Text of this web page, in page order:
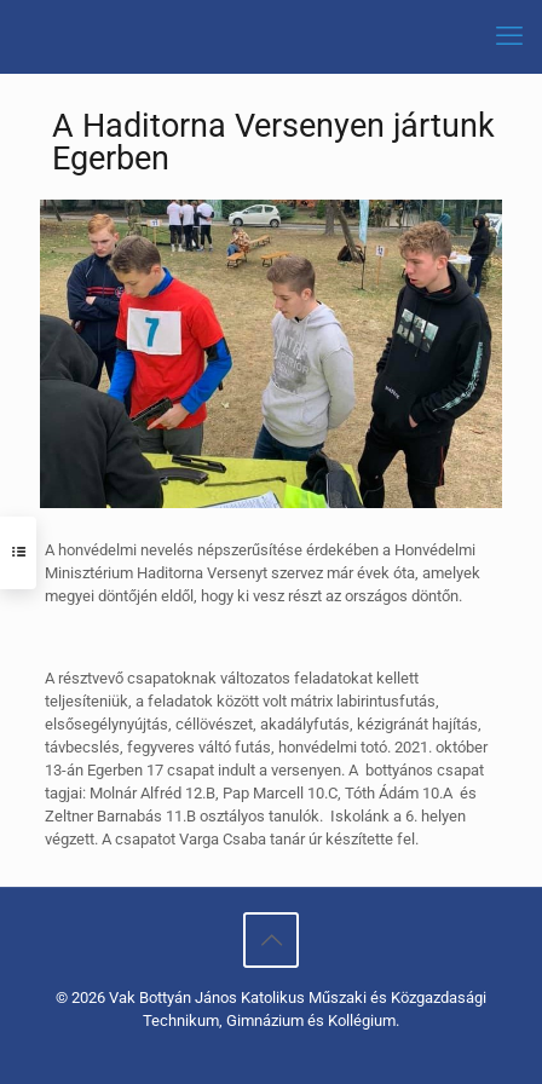
A Haditorna Versenyen jártunk
Egerben
A honvédelmi nevelés népszerűsítése érdekében a Honvédelmi
Minisztérium Haditorna Versenyt szervez már évek óta, amelyek
megyei döntőjén eldől, hogy ki vesz részt az országos döntőn.
A résztvevő csapatoknak változatos feladatokat kellett
teljesíteniük, a feladatok között volt mátrix labirintusfutás,
elsősegélynyújtás, céllövészet, akadályfutás, kézigránát hajítás,
távbecslés, fegyveres váltó futás, honvédelmi totó. 2021. október
13-án Egerben 17 csapat indult a versenyen. A bottyános csapat
tagjai: Molnár Alfréd 12.B, Pap Marcell 10.C, Tóth Ádám 10.A és
Zeltner Barnabás 11.B osztályos tanulók. Iskolánk a 6. helyen
végzett. A csapatot Varga Csaba tanár úr készítette fel.
© 2026 Vak Bottyán János Katolikus Műszaki és Közgazdasági
Technikum, Gimnázium és Kollégium.